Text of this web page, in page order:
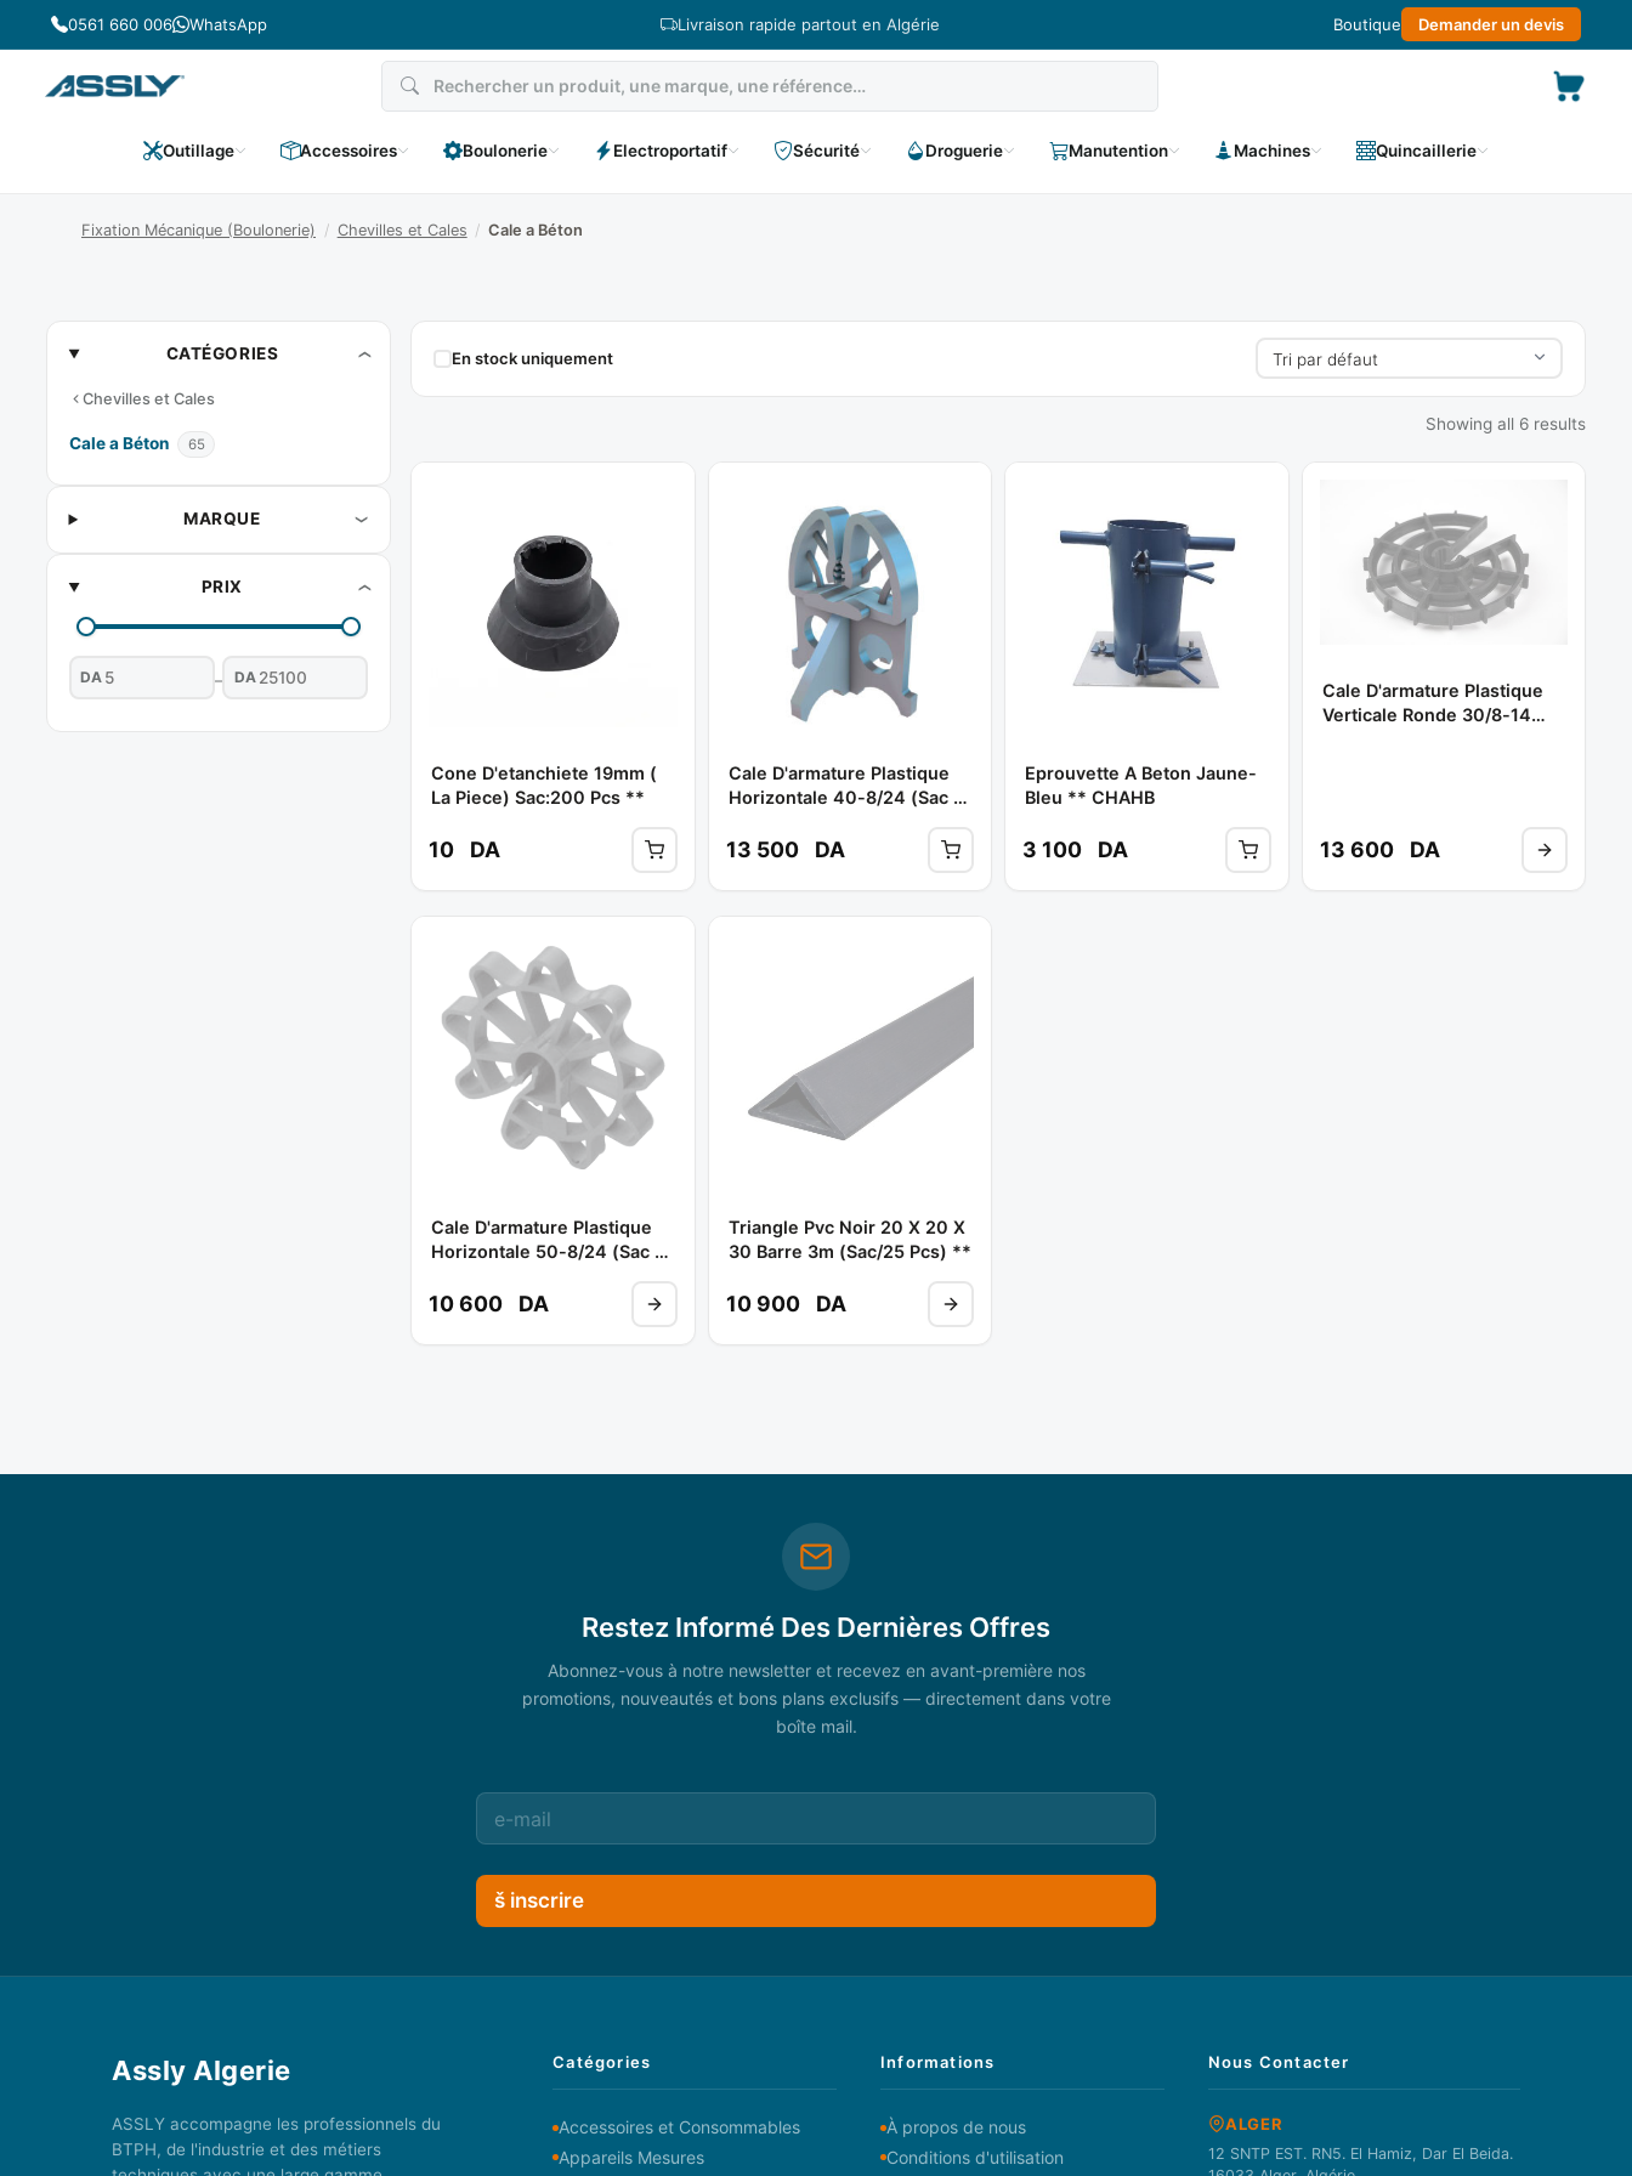
Passer
au
contenu
0561 660 006 WhatsApp Livraison rapide partout en Algérie Boutique Demander un devis
Outillage Accessoires Boulonerie Electroportatif Sécurité Droguerie Manutention Machines Quincaillerie
Fixation Mécanique (Boulonerie) / Chevilles et Cales / Cale a Béton
Cale
CATÉGORIES
Chevilles et Cales
Cale a Béton 65
MARQUE
PRIX
DA – DA
En stock uniquement
Showing all 6 results
Cone D'etanchiete 19mm (
La Piece) Sac:200 Pcs **
10 DA
Cale D'armature Plastique
Horizontale 40-8/24 (sac /
13 500 DA
Eprouvette A Beton Jaune-
Bleu ** CHAHB
3 100 DA
Cale D'armature Plastique
Verticale Ronde 30/8-14
13 600 DA
Cale D'armature Plastique
Horizontale 50-8/24 (sac /
10 600 DA
Triangle Pvc Noir 20 X 20 X
30 Barre 3m (sac/25 Pcs) **
10 900 DA
Restez Informé Des Dernières Offres
Abonnez-vous à notre newsletter et recevez en avant-première nos
promotions, nouveautés et bons plans exclusifs — directement dans votre
boîte mail.
š inscrire
Assly Algerie
ASSLY accompagne les professionnels du
BTPH, de l'industrie et des métiers
Catégories
Accessoires et Consommables
Appareils Mesures
Informations
À propos de nous
Conditions d'utilisation
Nous Contacter
ALGER
12 SNTP EST. RN5. El Hamiz, Dar El Beida.